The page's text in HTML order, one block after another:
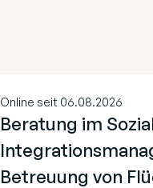
Online seit 06.08.2026
Beratung im
Betreuung von